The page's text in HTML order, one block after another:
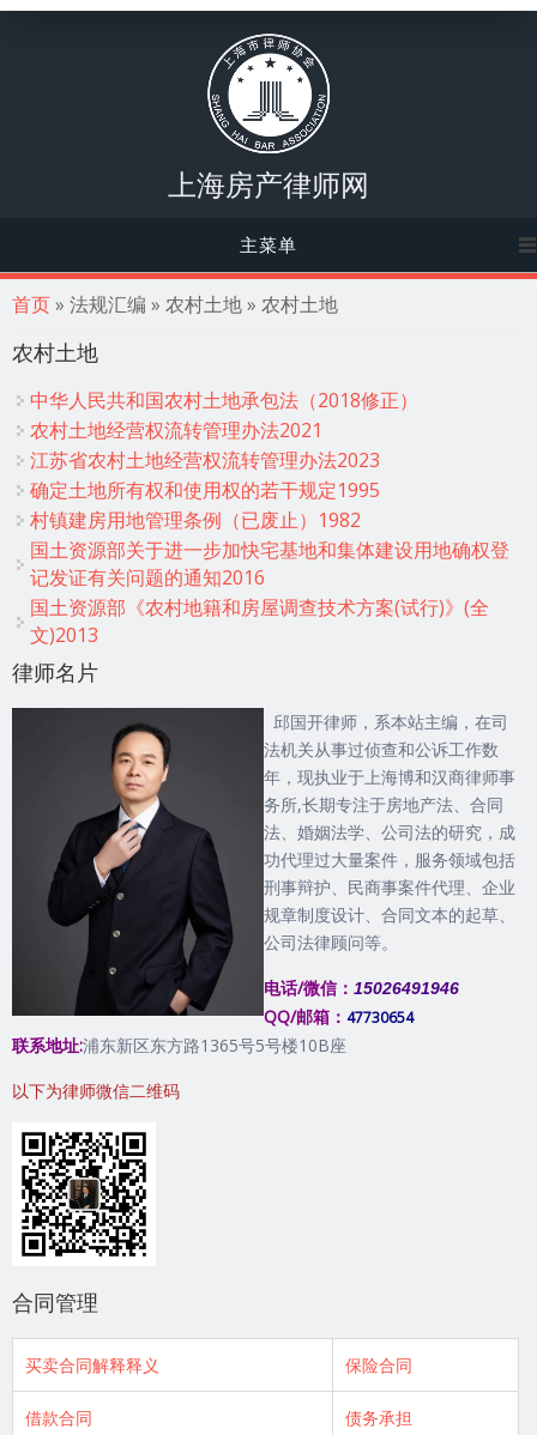
上海房产律师网
主菜单
你在这里
首页» 法规汇编 » 农村土地 » 农村土地
农村土地
中华人民共和国农村土地承包法（2018修正）
农村土地经营权流转管理办法2021
江苏省农村土地经营权流转管理办法2023
确定土地所有权和使用权的若干规定1995
村镇建房用地管理条例（已废止）1982
国土资源部关于进一步加快宅基地和集体建设用地确权登
记发证有关问题的通知2016
国土资源部《农村地籍和房屋调查技术方案(试行)》(全
文)2013
律师名片
邱国开律师，系本站主编，在司
法机关从事过侦查和公诉工作数
年，现执业于上海博和汉商律师事
务所,长期专注于房地产法、合同
法、婚姻法学、公司法的研究，成
功代理过大量案件，服务领域包括
刑事辩护、民商事案件代理、企业
规章制度设计、合同文本的起草、
公司法律顾问等。
电话/微信： 15026491946
QQ/邮箱： 47730654
联系地址:浦东新区东方路1365号5号楼10B座
以下为律师微信二维码
合同管理
买卖合同解释释义 保险合同
借款合同 债务承担